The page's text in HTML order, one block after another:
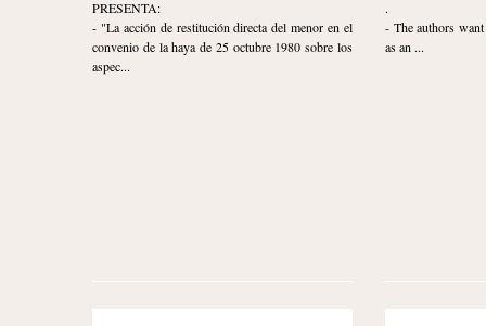
PRESENTA:
- "La acción de restitución directa del menor en el
convenio de la haya de 25 octubre 1980 sobre los
aspec...
.
- The authors
as an ...